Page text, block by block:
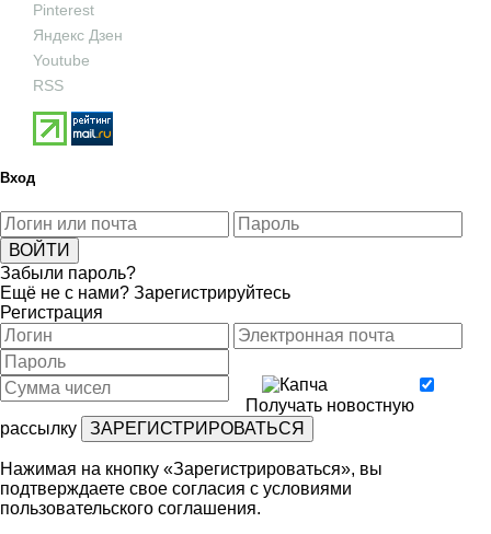
Pinterest
Яндекс Дзен
Youtube
RSS
Вход
Забыли пароль?
Ещё не с нами? Зарегистрируйтесь
Регистрация
Получать новостную
рассылку
Нажимая на кнопку «Зарегистрироваться», вы
подтверждаете свое согласия с условиями
пользовательского соглашения.